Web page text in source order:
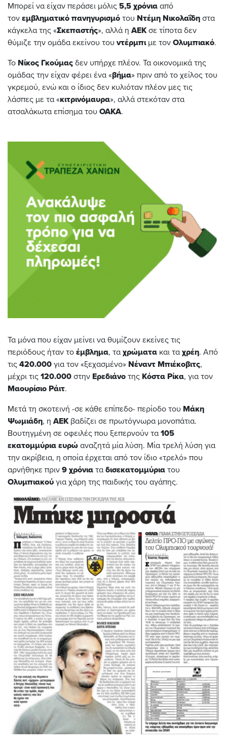
Μπορεί να είχαν περάσει μόλις 5,5 χρόνια από
τον εμβληματικό πανηγυρισμό του Ντέμη Νικολαΐδη στα
κάγκελα της «Σκεπαστής», αλλά η ΑΕΚσε τίποτα δεν
θύμιζε την ομάδα εκείνου του ντέρμπιμε τον Ολυμπιακό.
Το Νίκος Γκούμας δεν υπήρχε πλέον. Τα οικονομικά της
ομάδας την είχαν φέρει ένα «βήμα» πριν από το χείλος του
γκρεμού, ενώ και ο ίδιος δεν κυλιόταν πλέον μες τις
λάσπες με τα «κιτρινόμαυρα», αλλά στεκόταν στα
ατσαλάκωτα επίσημα του ΟΑΚΑ.
Τα μόνα που είχαν μείνει να θυμίζουν εκείνες τις
περιόδους ήταν το έμβλημα, τα χρώματα και τα χρέη. Από
τις 420.000 για τον «ξεχασμένο» Νέναντ Μπιέκοβιτς,
μέχρι τις 120.000 στην Ερεδιάνο της Κόστα Ρίκα, για τον
Μαουρίσιο Ράιτ.
Μετά τη σκοτεινή -σε κάθε επίπεδο- περίοδο του Μάκη
Ψωμιάδη, η ΑΕΚβαδίζει σε πρωτόγνωρα μονοπάτια.
Βουτηγμένη σε οφειλές που ξεπερνούν τα 105
εκατομμύρια ευρώ αναζητά μία λύση. Μία τρελή λύση για
την ακρίβεια, η οποία έρχεται από τον ίδιο «τρελό» που
αρνήθηκε πριν 9 χρόνια τα δισεκατομμύρια του
Ολυμπιακού για χάρη της παιδικής του αγάπης.